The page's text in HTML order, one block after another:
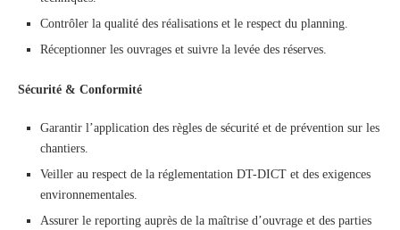
Contrôler la qualité des réalisations et le respect du planning.
Réceptionner les ouvrages et suivre la levée des réserves.
Sécurité & Conformité
Garantir l’application des règles de sécurité et de prévention sur les
chantiers.
Veiller au respect de la réglementation DT-DICT et des exigences
environnementales.
Assurer le reporting auprès de la maîtrise d’ouvrage et des parties